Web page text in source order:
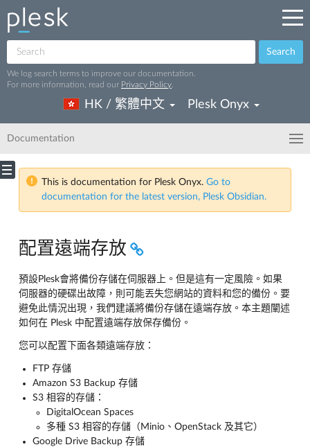
Search
We log search terms to improve our documentation.
For more information, read our Privacy Policy
HK / 繁體中文 Plesk Onyx
Documentation
This is documentation for Plesk Onyx. Go to
documentation for the latest version, Plesk Obsidian.
配置遠端存放
預設Plesk會將備份存儲在伺服器上。但是這有一定風險。如果
伺服器的硬碟出故障，則可能丟失您網站的資料和您的備份。要
避免此情況出現，我們建議將備份存儲在遠端存放。本主題闡述
如何在 Plesk 中配置遠端存放保存備份。
您可以配置下面各類遠端存放：
FTP 存儲
Amazon S3 Backup 存儲
S3 相容的存儲：
DigitalOcean Spaces
多種 S3 相容的存儲（Minio、OpenStack 及其它）
Google Drive Backup 存儲